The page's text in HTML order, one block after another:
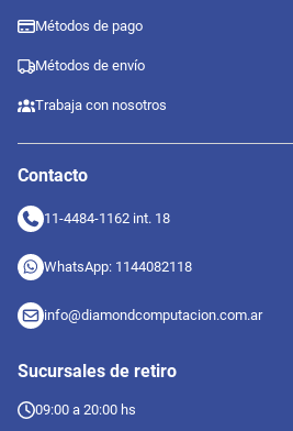
Métodos de pago
Métodos de envío
Trabaja con nosotros
Contacto
11-4484-1162 int. 18
WhatsApp: 1144082118
info@diamondcomputacion.com.ar
Sucursales de retiro
09:00 a 20:00 hs